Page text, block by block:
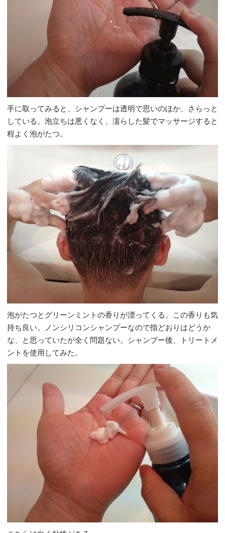
手に取ってみると、シャンプーは透明で思いのほか、さらっと
している。泡立ちは悪くなく、濡らした髪でマッサージすると
程よく泡がたつ。
泡がたつとグリーンミントの香りが漂ってくる。この香りも気
持ち良い。ノンシリコンシャンプーなので指どおりはどうか
な、と思っていたが全く問題ない。シャンプー後、トリートメ
ントを使用してみた。